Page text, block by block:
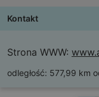
Kontakt
Strona WWW:
odległość: 577,99 km